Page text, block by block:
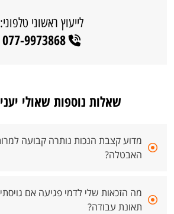
לייעוץ ראשוני טלפוני:
077-9973868
שאלות נוספות שאולי
מדוע קצבת הנכות נותרה קבועה
האבטלה?
מה הזכאות שלי לדמי פגיעה אם
תאונת עבודה?